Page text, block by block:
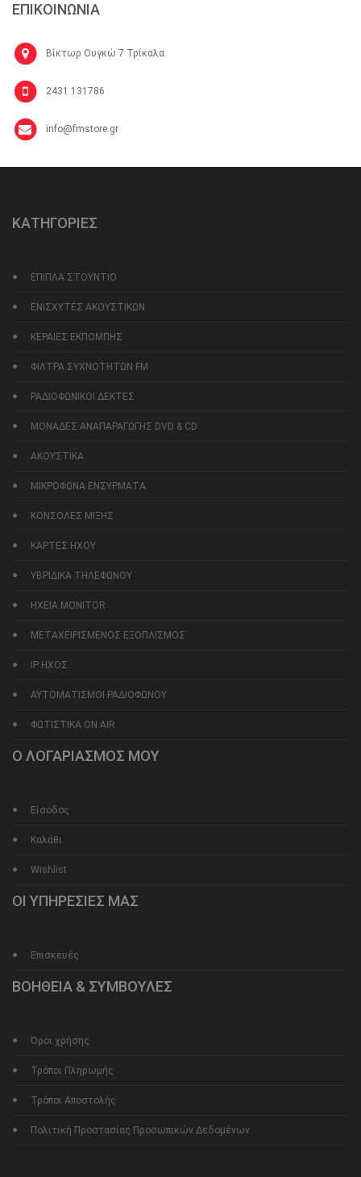
ΕΠΙΚΟΙΝΩΝΙΑ
Βίκτωρ Ουγκώ 7 Τρίκαλα
2431 131786
info@fmstore.gr
ΚΑΤΗΓΟΡΙΕΣ
ΕΠΙΠΛΑ ΣΤΟΥΝΤΙΟ
ΕΝΙΣΧΥΤΕΣ ΑΚΟΥΣΤΙΚΩΝ
ΚΕΡΑΙΕΣ ΕΚΠΟΜΠΗΣ
ΦΙΛΤΡΑ ΣΥΧΝΟΤΗΤΩΝ FM
ΡΑΔΙΟΦΩΝΙΚΟΙ ΔΕΚΤΕΣ
ΜΟΝΑΔΕΣ ΑΝΑΠΑΡΑΓΩΓΗΣ DVD & CD
ΑΚΟΥΣΤΙΚΑ
ΜΙΚΡΟΦΩΝΑ ΕΝΣΥΡΜΑΤΑ
ΚΟΝΣΟΛΕΣ ΜΙΞΗΣ
ΚΑΡΤΕΣ ΗΧΟΥ
ΥΒΡΙΔΙΚΑ ΤΗΛΕΦΩΝΟΥ
ΗΧΕΙΑ MONITOR
ΜΕΤΑΧΕΙΡΙΣΜΕΝΟΣ ΕΞΟΠΛΙΣΜΟΣ
IP ΗΧΟΣ
ΑΥΤΟΜΑΤΙΣΜΟΙ ΡΑΔΙΟΦΩΝΟΥ
ΦΩΤΙΣΤΙΚΑ ON AIR
Ο ΛΟΓΑΡΙΑΣΜΟΣ ΜΟΥ
Είσοδος
Καλάθι
Wishlist
ΟΙ ΥΠΗΡΕΣΙΕΣ ΜΑΣ
Επισκευές
ΒΟΗΘΕΙΑ & ΣΥΜΒΟΥΛΕΣ
Όροι χρήσης
Τρόποι Πληρωμής
Τρόποι Αποστολής
Πολιτική Προστασίας Προσωπικών Δεδομένων